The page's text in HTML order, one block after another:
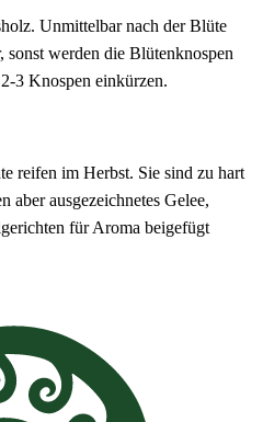
Unmittelbar nach der Blüte
werden die Blütenknospen
3 Knospen einkürzen.
reifen im Herbst. Sie sind zu hart
aber ausgezeichnetes Gelee,
für Aroma beigefügt